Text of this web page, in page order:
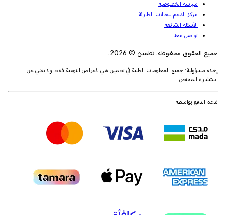
سياسة الخصوصية
مركز الدعم للحالات الطارئة
الأسئلة الشائعة
تواصل معنا
جميع الحقوق محفوظة. تطمين © 2026.
إخلاء مسؤولية: جميع المعلومات الطبية في تطمين هي لأغراض التوعية فقط ولا تغني عن
استشارة المختص.
ندعم الدفع بواسطة